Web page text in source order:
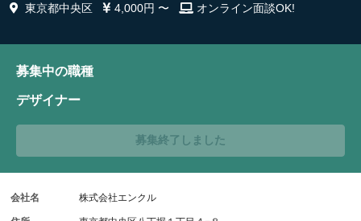
東京都中央区 4,000円 〜 オンライン面談OK!
募集中の職種
デザイナー
募集終了しました
会社名 株式会社エンクル